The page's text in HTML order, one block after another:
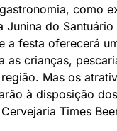
como
Junina do
a festa oferecerá
as crianças,
Mas os
à disposição
Times